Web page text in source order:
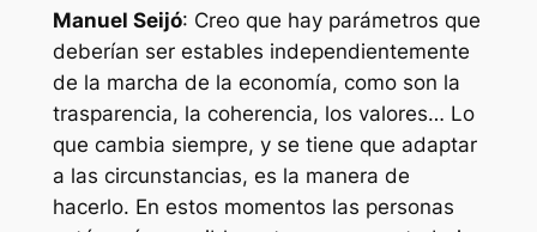
Manuel Seijó: Creo que hay parámetros que
deberían ser estables independientemente
de la marcha de la economía, como son la
trasparencia, la coherencia, los valores… Lo
que cambia siempre, y se tiene que adaptar
a las circunstancias, es la manera de
hacerlo. En estos momentos las personas